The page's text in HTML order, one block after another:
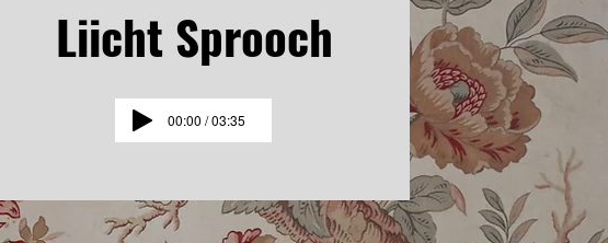
LiichtSprooch
00:00 / 03:35